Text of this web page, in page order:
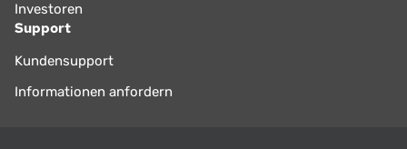
Investoren
Support
Kundensupport
Informationen anfordern